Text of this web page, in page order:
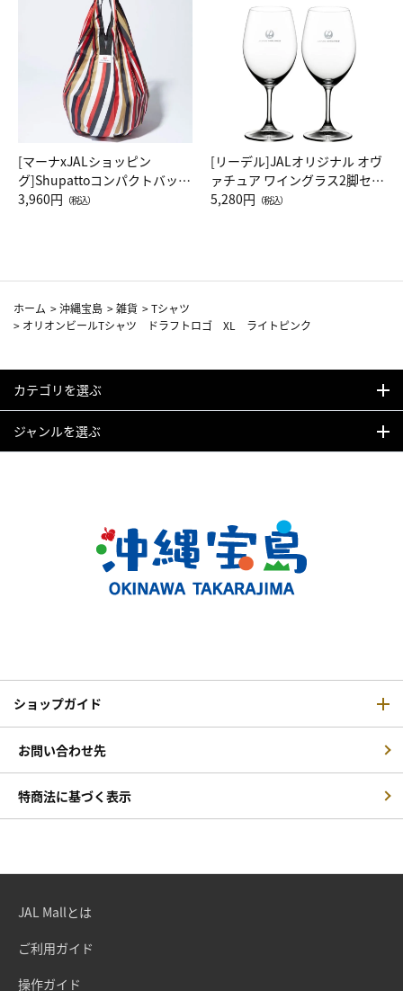
[マーナxJALショッピン
グ]Shupattoコンパクトバッグ
Drop JAL客室乗務員（LC）ス
3,960円 （税込）
[リーデル]JALオリジナル オヴ
ァチュア ワイングラス2脚セッ
ト（レッドワイン）
5,280円 （税込）
ホーム >沖縄宝島 >雑貨 >Tシャツ
> オリオンビールTシャツ ドラフトロゴ XL ライトピンク
カテゴリを選ぶ
ジャンルを選ぶ
ショップガイド
お問い合わせ先
特商法に基づく表示
JAL Mallとは
ご利用ガイド
操作ガイド